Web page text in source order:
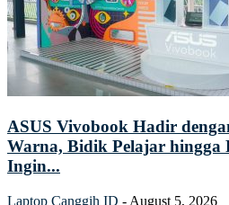
ASUS Vivobook Hadir
Warna, Bidik Pelajar hingga
Ingin...
Laptop Canggih ID - August 5, 2026